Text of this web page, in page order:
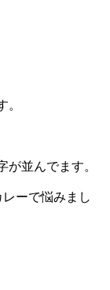
。
が並んでます。
ーで悩みまし